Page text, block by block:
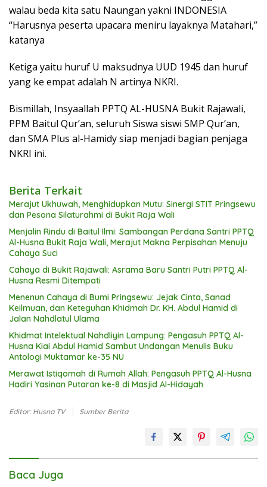
walau beda kita satu Naungan yakni INDONESIA
“Harusnya peserta upacara meniru layaknya Matahari,”
katanya
Ketiga yaitu huruf U maksudnya UUD 1945 dan huruf
yang ke empat adalah N artinya NKRI.
Bismillah, Insyaallah PPTQ AL-HUSNA Bukit Rajawali,
PPM Baitul Qur’an, seluruh Siswa siswi SMP Qur’an,
dan SMA Plus al-Hamidy siap menjadi bagian penjaga
NKRI ini.
Berita Terkait
Merajut Ukhuwah, Menghidupkan Mutu: Sinergi STIT Pringsewu
dan Pesona Silaturahmi di Bukit Raja Wali
Menjalin Rindu di Baitul Ilmi: Sambangan Perdana Santri PPTQ
Al-Husna Bukit Raja Wali, Merajut Makna Perpisahan Menuju
Cahaya Suci
Cahaya di Bukit Rajawali: Asrama Baru Santri Putri PPTQ Al-
Husna Resmi Ditempati
Menenun Cahaya di Bumi Pringsewu: Jejak Cinta, Sanad
Keilmuan, dan Keteguhan Khidmah Dr. KH. Abdul Hamid di
Jalan Nahdlatul Ulama
Khidmat Intelektual Nahdliyin Lampung: Pengasuh PPTQ Al-
Husna Kiai Abdul Hamid Sambut Undangan Menulis Buku
Antologi Muktamar ke-35 NU
Merawat Istiqomah di Rumah Allah: Pengasuh PPTQ Al-Husna
Hadiri Yasinan Putaran ke-8 di Masjid Al-Hidayah
Editor: Husna TV Sumber Berita
Baca Juga